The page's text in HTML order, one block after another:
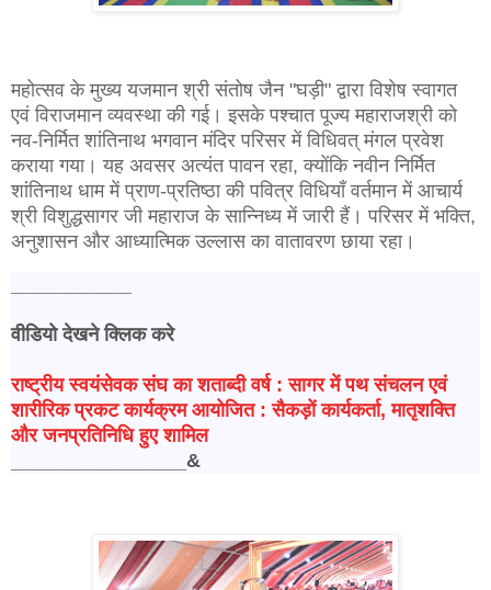
महोत्सव के मुख्य यजमान श्री संतोष जैन "घड़ी" द्वारा विशेष स्वागत
एवं विराजमान व्यवस्था की गई। इसके पश्चात पूज्य महाराजश्री को
नव-निर्मित शांतिनाथ भगवान मंदिर परिसर में विधिवत् मंगल प्रवेश
कराया गया। यह अवसर अत्यंत पावन रहा, क्योंकि नवीन निर्मित
शांतिनाथ धाम में प्राण-प्रतिष्ठा की पवित्र विधियाँ वर्तमान में आचार्य
श्री विशुद्धसागर जी महाराज के सान्निध्य में जारी हैं। परिसर में भक्ति,
अनुशासन और आध्यात्मिक उल्लास का वातावरण छाया रहा।
वीडियो देखने क्लिक करे
राष्ट्रीय स्वयंसेवक संघ का शताब्दी वर्ष : सागर में पथ संचलन एवं
शारीरिक प्रकट कार्यक्रम आयोजित : सैकड़ों कार्यकर्ता, मातृशक्ति
और जनप्रतिनिधि हुए शामिल
________________&